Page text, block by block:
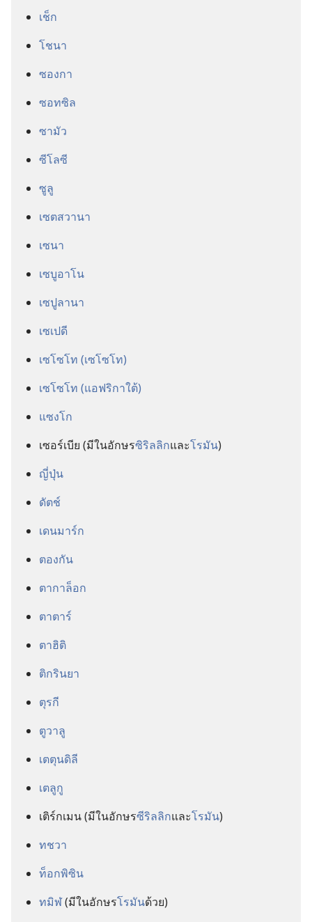
เช็ก
โชนา
ซองกา
ซอทซิล
ซามัว
ซีโลซี
ซูลู
เซตสวานา
เซนา
เซบูอาโน
เซปูลานา
เซเปดี
เซโซโท (เซโซโท)
เซโซโท (แอฟริกาใต้)
แซงโก
เซอร์เบีย (มี​ใน​อักษร​ซิริลลิก​และ​โรมัน)
ญี่ปุ่น
ดัตช์
เดนมาร์ก
ตองกัน
ตากาล็อก
ตาตาร์
ตาฮิติ
ติกรินยา
ตุรกี
ตูวาลู
เตตุนดิลี
เตลูกู
เติร์กเมน (มี​ใน​อักษร​ซีริลลิก​และ​โรมัน)
ทชวา
ท็อกพิซิน
ทมิฬ(มี​ใน​อักษร​โรมัน​ด้วย)